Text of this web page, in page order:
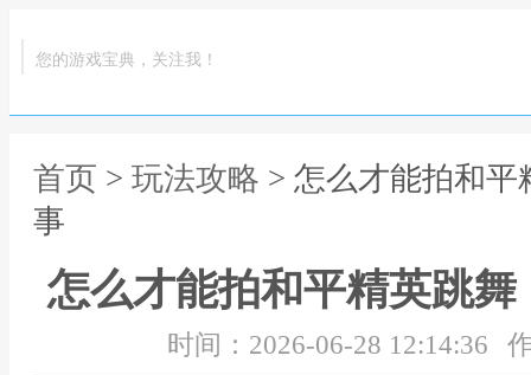
您的游戏宝典，关注我！
首页 > 玩法攻略 > 怎么才能拍和
事
怎么才能拍和平精英跳
时间：2026-06-28 12:14:36